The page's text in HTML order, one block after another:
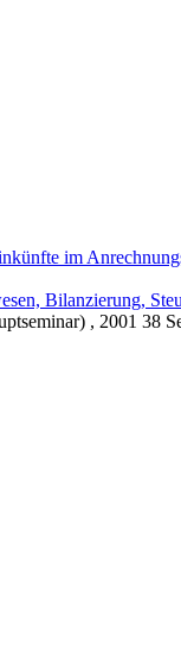
im
Bilanzierung,
, 2001 38